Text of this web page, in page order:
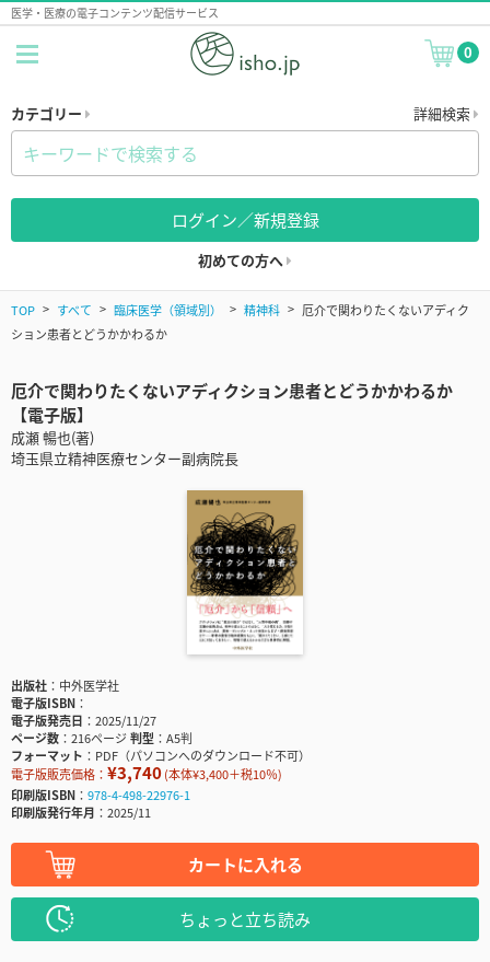
医学・医療の電子コンテンツ配信サービス
0
カテゴリー 詳細検索
ログイン／新規登録
初めての方へ
TOP すべて 臨床医学（領域別） 精神科
厄介で関わりたくないアディク
ション患者とどうかかわるか
厄介で関わりたくないアディクション患者とどうかかわるか
【電子版】
成瀬 暢也(著)
埼玉県立精神医療センター副病院長
出版社
中外医学社
電子版ISBN
電子版発売日
2025/11/27
ページ数
216ページ判型
A5判
フォーマット
PDF（パソコンへのダウンロード不可）
電子版販売価格： ¥3,740(本体¥3,400＋税10％)
印刷版ISBN
978-4-498-22976-1
印刷版発行年月
2025/11
カートに入れる
ちょっと立ち読み